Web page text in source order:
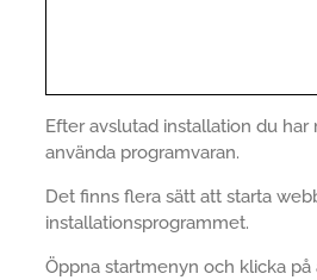
Efter avslutad installation du
använda programvaran.
Det finns flera sätt att starta
installationsprogrammet.
Öppna startmenyn och klicka